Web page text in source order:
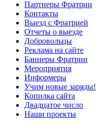
Партнеры Фратрии
Контакты
Выезд с Фратрией
Отчеты о выезде
Добровольцы
Реклама на сайте
Баннеры Фратрии
Мероприятия
Информеры
Учим новые заряды!
Копилка сайта
Двадцатое число
Наши проекты